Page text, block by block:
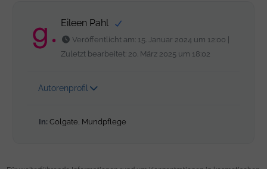
Eileen Pahl
Veröffentlicht am: 15. Januar 2024 um 12:00 |
Zuletzt bearbeitet: 20. März 2025 um 18:02
Autorenprofil
In: Colgate, Mundpflege